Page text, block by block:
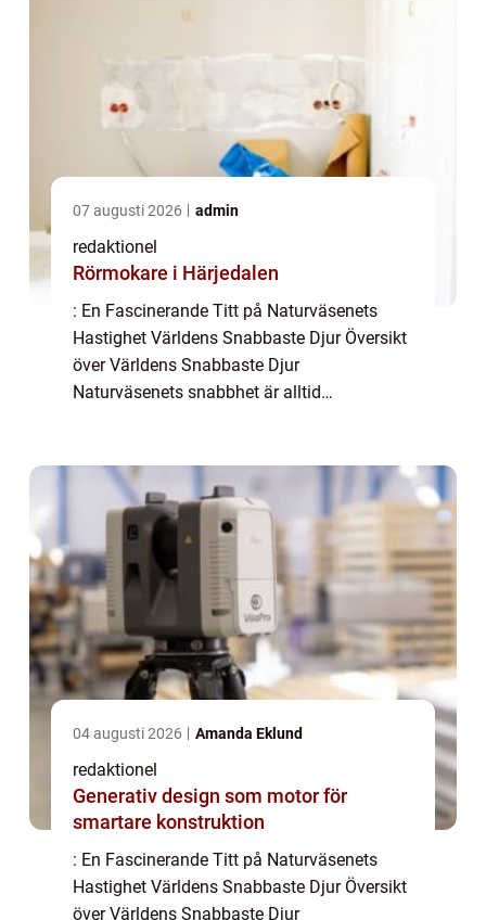
07 augusti 2026 admin
redaktionel
Rörmokare i Härjedalen
: En Fascinerande Titt på Naturväsenets
Hastighet Världens Snabbaste Djur Översikt
över Världens Snabbaste Djur
Naturväsenets snabbhet är alltid
snabbaste djur tar os...
04 augusti 2026 Amanda Eklund
redaktionel
Generativ design som motor för
smartare konstruktion
: En Fascinerande Titt på Naturväsenets
Hastighet Världens Snabbaste Djur Översikt
över Världens Snabbaste Djur